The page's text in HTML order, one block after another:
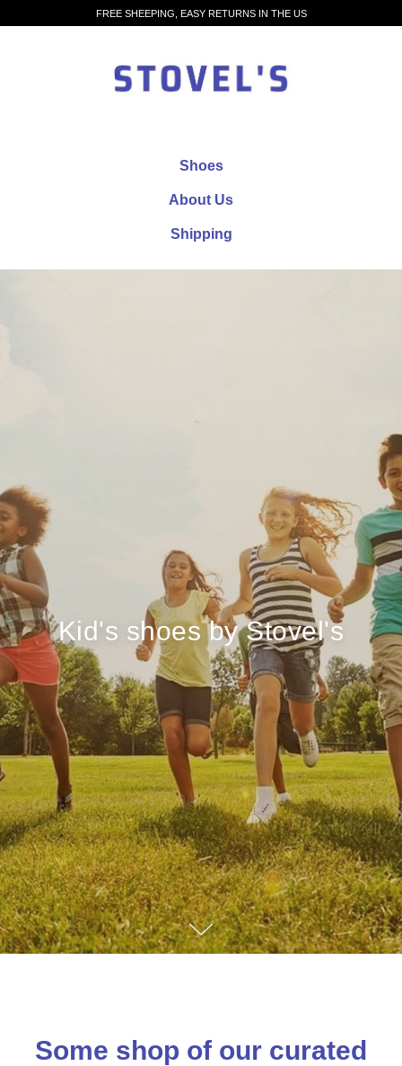
FREE SHEEPING, EASY RETURNS IN THE US
Shoes
About Us
Shipping
Kid's shoes by Stovel's
Some shop of our curated